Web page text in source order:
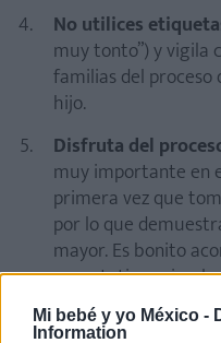
Mi bebé y yo México -
Information
No utilices
muy tonto”) y vigila
familias del
hijo.
Disfruta del
muy importante en
primera vez que
por lo que
mayor. Es bonito
expectativas,
tiempos.